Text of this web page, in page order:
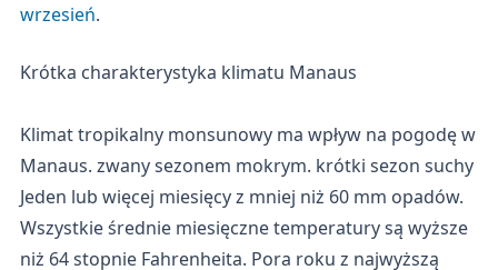
wrzesień.
Krótka charakterystyka klimatu Manaus
Klimat tropikalny monsunowy ma wpływ na pogodę w
Manaus. zwany sezonem mokrym. krótki sezon suchy
Jeden lub więcej miesięcy z mniej niż 60 mm opadów.
Wszystkie średnie miesięczne temperatury są wyższe
niż 64 stopnie Fahrenheita. Pora roku z najwyższą